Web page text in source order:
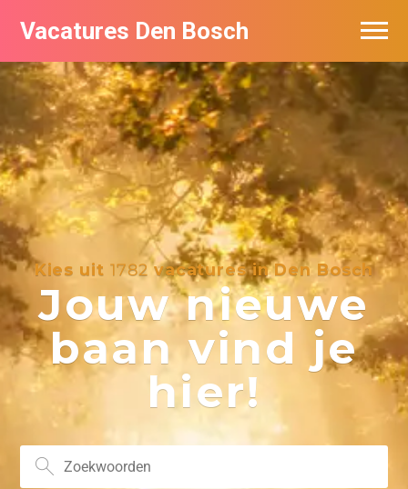
Vacatures Den Bosch
Kies uit 1782vacatures in Den Bosch
Jouw nieuwe
baan vind je
hier!
Vacatures per bedrijf in Den Bosch
De populairste vacatures in Den Bosch